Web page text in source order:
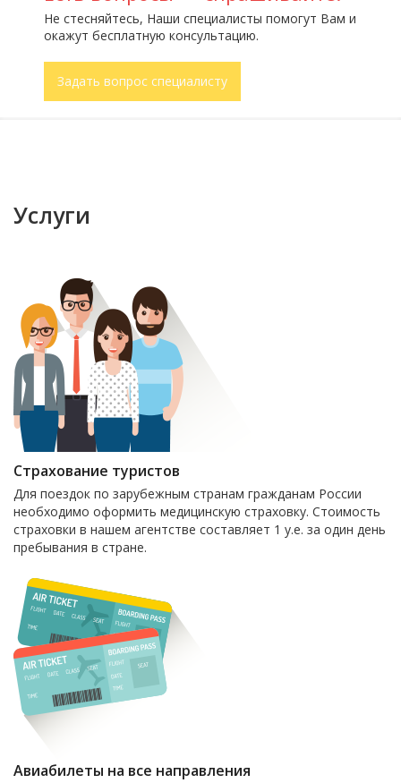
Не стесняйтесь, Наши специалисты помогут Вам и
окажут бесплатную консультацию.
Задать вопрос специалисту
Услуги
Страхование туристов
Для поездок по зарубежным странам гражданам России
необходимо оформить медицинскую страховку. Стоимость
страховки в нашем агентстве составляет 1 у.е. за один день
пребывания в стране.
Авиабилеты на все направления